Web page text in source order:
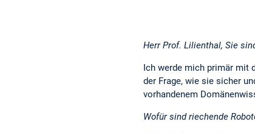
Herr Prof. Lilienthal, Sie
Ich werde mich primär mit
der Frage, wie sie sicher
vorhandenem
Wofür sind riechende